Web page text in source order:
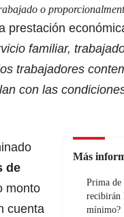
o
prestación
familiar,
trabajadores
con las
Más
Prima de
recibirán
mínimo?
de
monto
cuenta